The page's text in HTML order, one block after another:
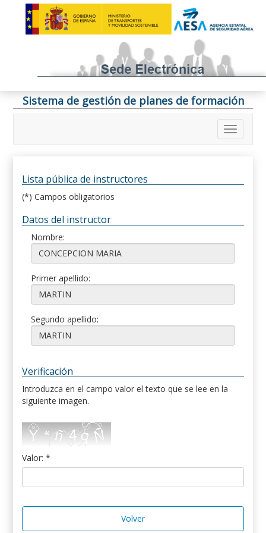
Sistema de gestión de planes de formación
Lista pública de instructores
(*) Campos obligatorios
Datos del instructor
Nombre:
Primer apellido:
Segundo apellido:
Verificación
Introduzca en el campo valor el texto que se lee en la
siguiente imagen.
Valor: *
Volver